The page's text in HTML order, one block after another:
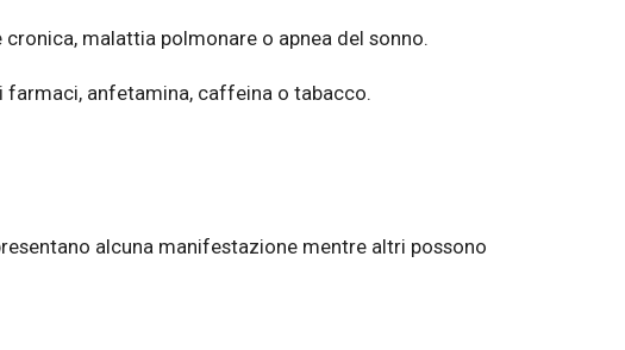
malattia polmonare o apnea del sonno.
farmaci, anfetamina, caffeina o tabacco.
alcuna manifestazione mentre altri possono